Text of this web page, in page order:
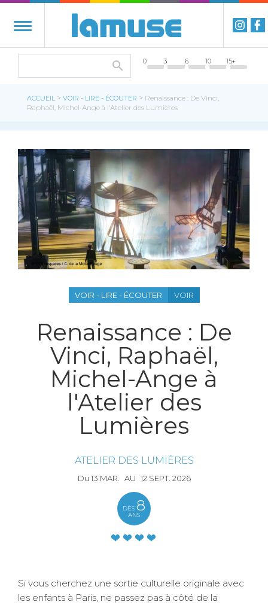
0 3 6 10 15+
ACCUEIL > VOIR - LIRE - ÉCOUTER > Renaissance : De Vinci,
Raphaël, Michel-Ange à l'Atelier des Lumières
VOIR - LIRE - ÉCOUTER VOIR
Renaissance : De
Vinci, Raphaël,
Michel-Ange à
l'Atelier des
Lumières
ATELIER DES LUMIÈRES
Du 13 MAR. AU 12 SEPT. 2026
DÈS 8
ANS
Si vous cherchez une sortie culturelle originale avec
les enfants à Paris, ne passez pas à côté de la